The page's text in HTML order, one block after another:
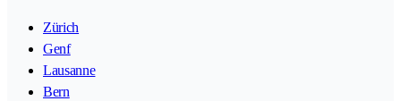
Zürich
Genf
Lausanne
Bern